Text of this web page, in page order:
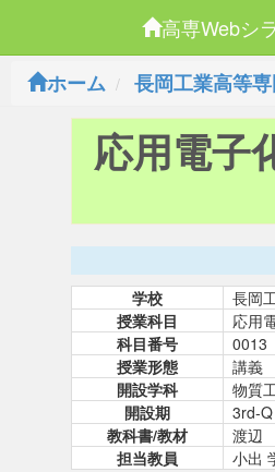
高専Webシ
ホーム
長岡工業高等
応用電子
学校
長岡
授業科目
応用
科目番号
0013
授業形態
講義
開設学科
物質
開設期
3rd-Q
教科書/教材
渡辺
担当教員
小出